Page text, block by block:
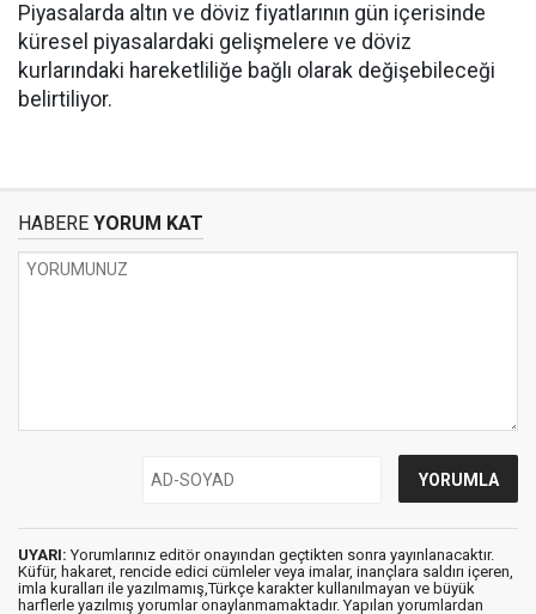
Piyasalarda altın ve döviz fiyatlarının gün içerisinde
küresel piyasalardaki gelişmelere ve döviz
kurlarındaki hareketliliğe bağlı olarak değişebileceği
belirtiliyor.
HABERE YORUM KAT
UYARI: Yorumlarınız editör onayından geçtikten sonra yayınlanacaktır.
Küfür, hakaret, rencide edici cümleler veya imalar, inançlara saldırı içeren,
imla kuralları ile yazılmamış,Türkçe karakter kullanılmayan ve büyük
harflerle yazılmış yorumlar onaylanmamaktadır. Yapılan yorumlardan